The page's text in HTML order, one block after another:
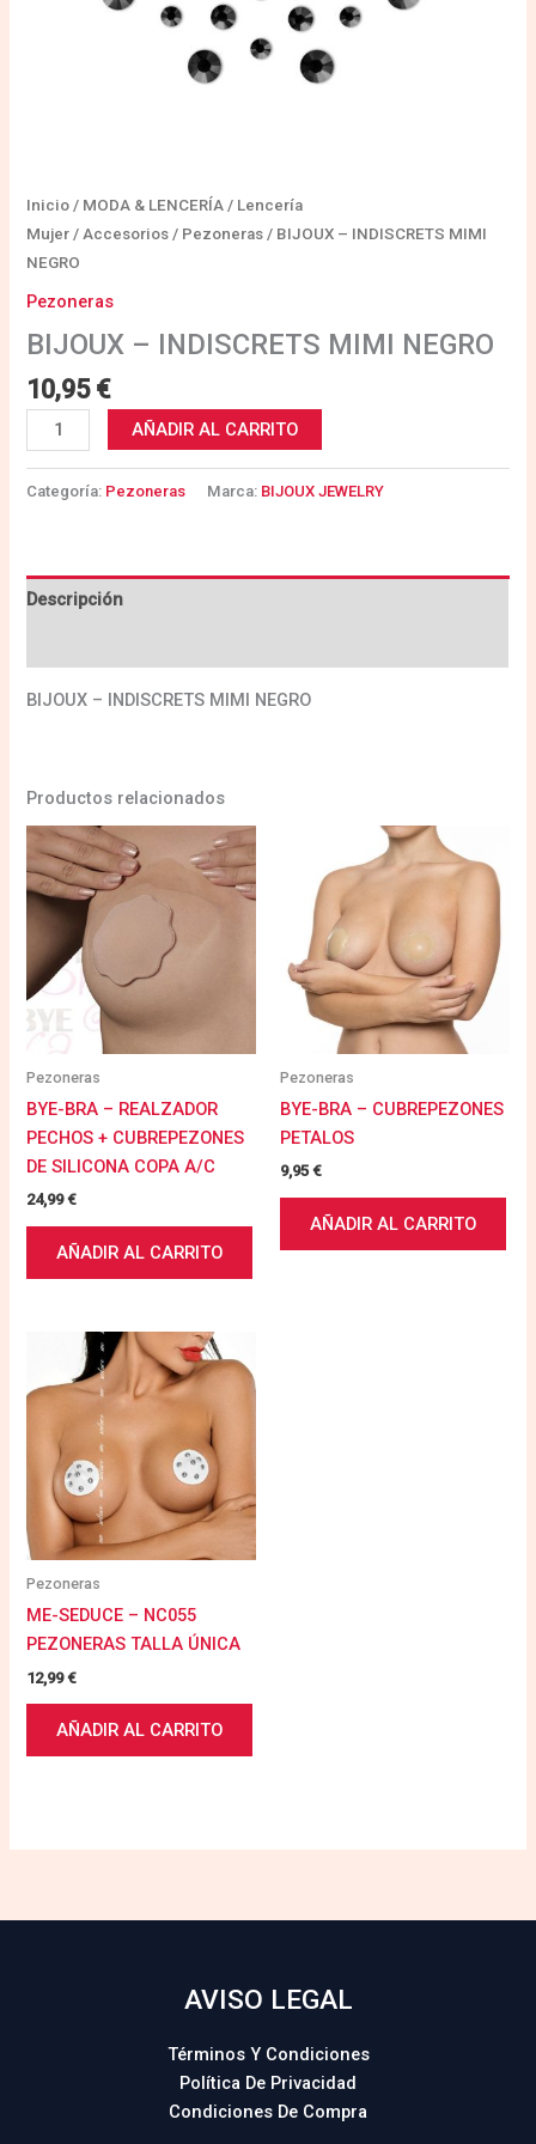
Inicio / MODA & LENCERÍA / Lencería
Mujer / Accesorios / Pezoneras / BIJOUX – INDISCRETS MIMI
NEGRO
Pezoneras
BIJOUX – INDISCRETS MIMI NEGRO
10,95 €
AÑADIR AL CARRITO
Categoría: Pezoneras Marca: BIJOUX JEWELRY
Descripción
BIJOUX – INDISCRETS MIMI NEGRO
Productos relacionados
Pezoneras
BYE-BRA – REALZADOR
PECHOS + CUBREPEZONES
DE SILICONA COPA A/C
24,99€
AÑADIR AL CARRITO
Pezoneras
BYE-BRA – CUBREPEZONES
PETALOS
9,95€
AÑADIR AL CARRITO
Pezoneras
ME-SEDUCE – NC055
PEZONERAS TALLA ÚNICA
12,99€
AÑADIR AL CARRITO
AVISO LEGAL
Términos Y Condiciones
Política De Privacidad
Condiciones De Compra